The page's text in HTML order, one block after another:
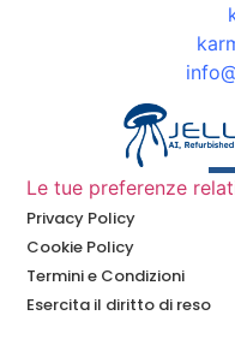
Le tue preferenze
Privacy Policy
Cookie Policy
Termini e Condizioni
Esercita il diritto di reso